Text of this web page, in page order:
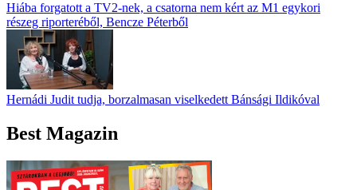
Hiába forgatott a TV2-nek, a csatorna nem kért az M1 egykori
részeg riporteréből, Bencze Péterből
Hernádi Judit tudja, borzalmasan viselkedett Bánsági Ildikóval
Best Magazin